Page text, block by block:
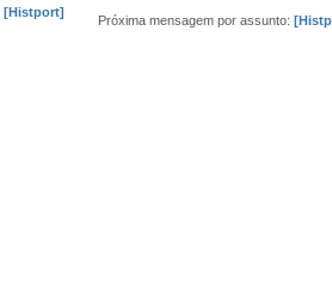
[Histport]
Próxima mensagem por assunto: